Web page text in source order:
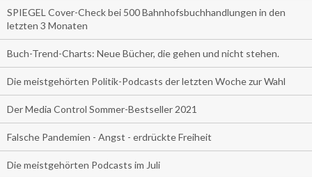
SPIEGEL Cover-Check bei 500 Bahnhofsbuchhandlungen in den
letzten 3 Monaten
Buch-Trend-Charts: Neue Bücher, die gehen und nicht stehen.
Die meistgehörten Politik-Podcasts der letzten Woche zur Wahl
Der Media Control Sommer-Bestseller 2021
Falsche Pandemien - Angst - erdrückte Freiheit
Die meistgehörten Podcasts im Juli